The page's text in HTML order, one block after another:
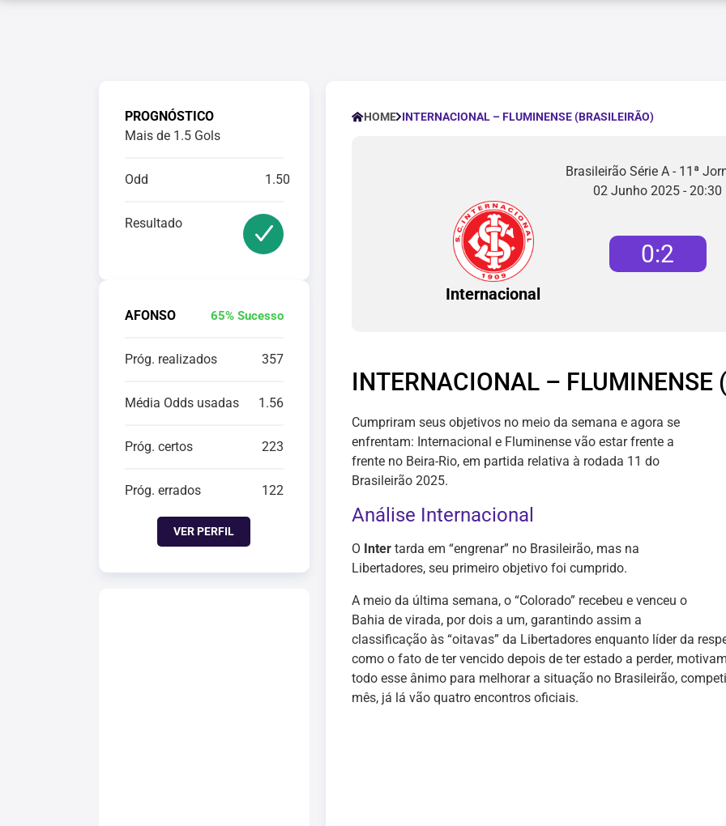
PROGNÓSTICO
Mais de 1.5 Gols
Odd 1.50
Resultado
AFONSO 65% Sucesso
Próg. realizados 357
Média Odds usadas 1.56
Próg. certos 223
Próg. errados 122
VER PERFIL
HOME INTERNACIONAL – FLUMINENSE (BRASILEIRÃO)
Brasileirão Série A - 11ª
02 Junho 2025 - 20:30
Internacional
0:2
INTERNACIONAL – FLUMINENSE
Cumpriram seus objetivos no meio da semana e agora se
enfrentam: Internacional e Fluminense vão estar frente a
frente no Beira-Rio, em partida relativa à rodada 11 do
Brasileirão 2025.
Análise Internacional
O Inter tarda em “engrenar” no Brasileirão, mas na
Libertadores, seu primeiro objetivo foi cumprido.
A meio da última semana, o “Colorado” recebeu e venceu o
Bahia de virada, por dois a um, garantindo assim a
classificação às “oitavas” da Libertadores enquanto líder da
como o fato de ter vencido depois de ter estado a perder,
todo esse ânimo para melhorar a situação no Brasileirão,
mês, já lá vão quatro encontros oficiais.